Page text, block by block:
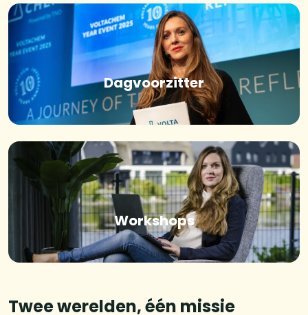
Dagvoorzitter
Workshops
Twee werelden, één missie